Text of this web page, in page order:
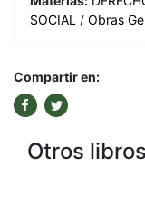
SOCIAL / Obras
Compartir en:
Otros